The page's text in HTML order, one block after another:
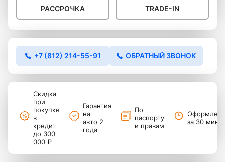
РАССРОЧКА TRADE-IN
+7 (812) 214-55-91 ОБРАТНЫЙ ЗВОНОК
Скидка
при
покупке
в
кредит
до 300
000 ₽
Гарантия
на
авто 2
года
По
паспорту
и правам
за 30